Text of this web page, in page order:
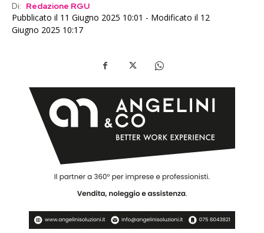
Di: Redazione RGU
Pubblicato il 11 Giugno 2025 10:01 - Modificato il 12
Giugno 2025 10:17